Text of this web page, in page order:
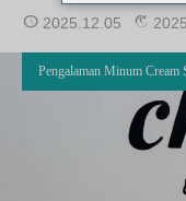
2025.12.05
Pengalaman Minum Cream